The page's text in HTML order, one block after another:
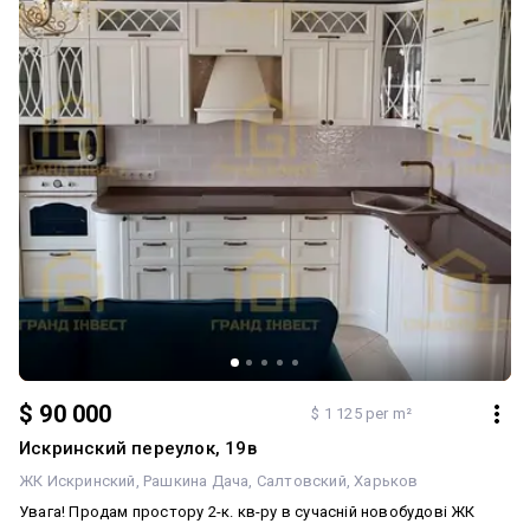
$ 90 000 $ 1 125 per m²
Искринский переулок, 19в
ЖК Искринский Рашкина Дача Салтовский Харьков
Увага! Продам простору 2-к. кв-ру в сучасній новобудові ЖК